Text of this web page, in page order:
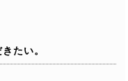
たい。